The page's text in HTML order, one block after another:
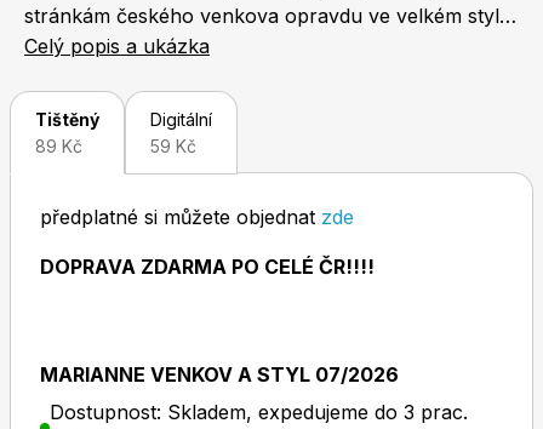
Chip
Sudoku a křížovky Burda Best of Plus
stránkám českého venkova opravdu ve velkém stylu.
Zachycuje život na vesnici ze všech aspektů - od
domácích zvířat, tradiční řemesla, dětské hry až po
recepty z regionálních surovin a nezapomíná ani na
nejčerstvější módní trendy.Zajímavé informace si tu
milovníci domácích mazlíčků nebo děti, které prostě
obrázkové časopisy milují.
Celý popis a ukázka
Tištěný
89 Kč
Digitální
59 Kč
předplatné si můžete objednat zde
DOPRAVA ZDARMA PO CELÉ ČR!!!!
MARIANNE VENKOV A STYL 07/2026
Dostupnost: Skladem, expedujeme do 3 prac.